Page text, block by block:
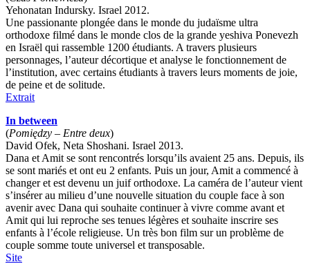
Yehonatan Indursky. Israel 2012.
Une passionante plongée dans le monde du judaïsme ultra
orthodoxe filmé dans le monde clos de la grande yeshiva Ponevezh
en Israël qui rassemble 1200 étudiants. A travers plusieurs
personnages, l’auteur décortique et analyse le fonctionnement de
l’institution, avec certains étudiants à travers leurs moments de joie,
de peine et de solitude.
Extrait
In between
(Pomiędzy – Entre deux)
David Ofek, Neta Shoshani. Israel 2013.
Dana et Amit se sont rencontrés lorsqu’ils avaient 25 ans. Depuis, ils
se sont mariés et ont eu 2 enfants. Puis un jour, Amit a commencé à
changer et est devenu un juif orthodoxe. La caméra de l’auteur vient
s’insérer au milieu d’une nouvelle situation du couple face à son
avenir avec Dana qui souhaite continuer à vivre comme avant et
Amit qui lui reproche ses tenues légères et souhaite inscrire ses
enfants à l’école religieuse. Un très bon film sur un problème de
couple somme toute universel et transposable.
Site